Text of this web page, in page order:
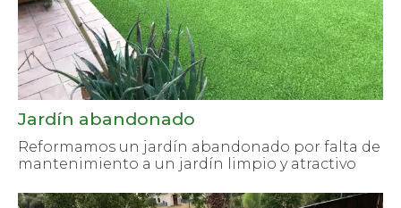
Jardín abandonado
Reformamos un jardín abandonado por falta de
mantenimiento a un jardín limpio y atractivo